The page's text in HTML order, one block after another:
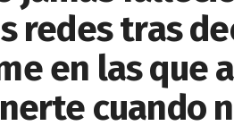
redes tras
en las que
cuando